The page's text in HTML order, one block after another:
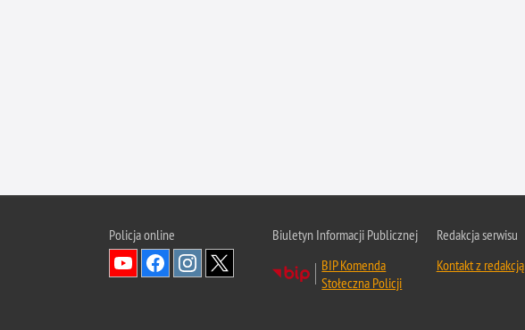
Policja online
Biuletyn Informacji Publicznej
BIP Komenda
Stołeczna Policji
Redakcja serwisu
Kontakt z redakcją